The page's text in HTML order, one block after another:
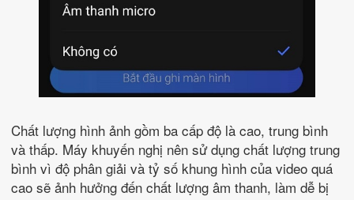
Chất lượng hình ảnh gồm ba cấp độ là cao, trung bình
và thấp. Máy khuyến nghị nên sử dụng chất lượng trung
bình vì độ phân giải và tỷ số khung hình của video quá
cao sẽ ảnh hưởng đến chất lượng âm thanh, làm dễ bị